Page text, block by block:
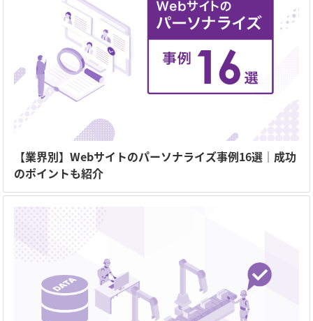
【業界別】Webサイトのパーソナライズ事例16選｜成功
のポイントも紹介